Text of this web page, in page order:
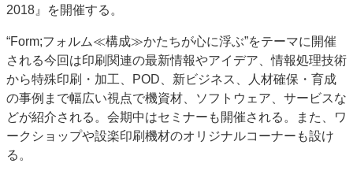
市場・統計
人事・移転・異動・訃報
特集記事カテゴリー一覧
特集・デジタル印刷 アイデアで勝負！ ～多様なビジネス・多彩な商材～
JAPAN PACK 2023 特集
中古印刷機・製本機特集
2022 見える化・MIS特集
2022 検査・校正特集
特集・デジタル印刷 ～ 新成長軌道を描く
案内
2018』を開催する。
“Form;フォルム≪構成≫かたちが心に浮ぶ”をテーマに開催
される今回は印刷関連の最新情報やアイデア、情報処理技術
から特殊印刷・加工、POD、新ビジネス、人材確保・育成
の事例まで幅広い視点で機資材、ソフトウェア、サービスな
どが紹介される。会期中はセミナーも開催される。また、ワ
ークショップや設楽印刷機材のオリジナルコーナーも設け
る。